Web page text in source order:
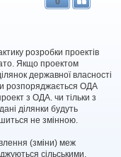
розробки проектів
Якщо проектом
державної власності
розпоряджається ОДА
з ОДА. чи тільки з
ділянки будуть
не змінною.
(зміни) меж
сільськими,